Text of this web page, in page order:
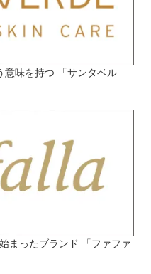
意味を持つ 「サンタベル
まったブランド 「ファファ